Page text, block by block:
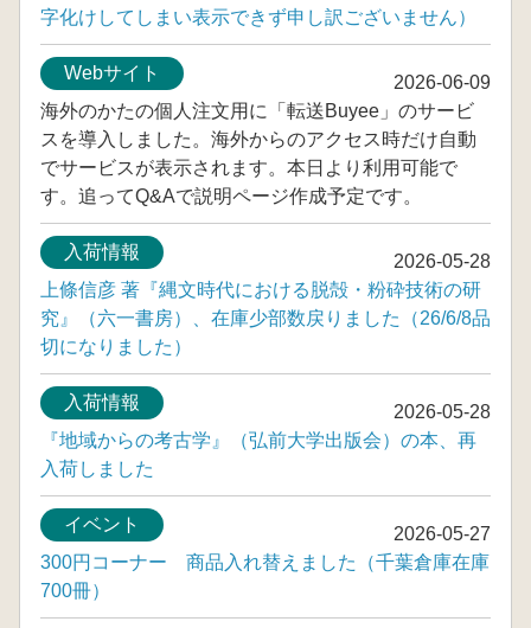
字化けしてしまい表示できず申し訳ございません）
2026-06-09
Webサイト
海外のかたの個人注文用に「転送Buyee」のサービ
スを導入しました。海外からのアクセス時だけ自動
でサービスが表示されます。本日より利用可能で
す。追ってQ&Aで説明ページ作成予定です。
2026-05-28
入荷情報
上條信彦 著『縄文時代における脱殻・粉砕技術の研
究』（六一書房）、在庫少部数戻りました（26/6/8品
切になりました）
2026-05-28
入荷情報
『地域からの考古学』（弘前大学出版会）の本、再
入荷しました
2026-05-27
イベント
300円コーナー 商品入れ替えました（千葉倉庫在庫
700冊）